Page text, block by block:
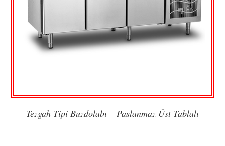
Tezgah Tipi Buzdolabı – Paslanmaz Üst Tablalı